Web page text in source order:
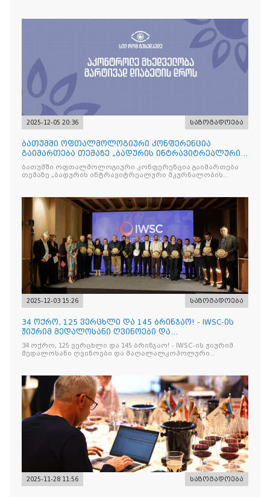
2025-12-05 20:36 საზოგადოება
ბათუმში ოფთალმოლოგიური კონფერენცია
გაიმართება თემაზე „ბადურის ინტრავიტრეალური
მკურნალობის ოპტიმიზაცი
ბათუმში ოფთალმოლოგიური კონფერენცია გაიმართება
თემაზე „ბადურის ინტრავიტრეალური მკურნალობის
2025-12-03 15:26 საზოგადოება
34 ოქრო, 125 ვერცხლი და 145 ბრინჯაო! - IWSC-ის
ჟიურიმ მედალოსანი ღვინოები და
მაღალალკოჰოლური სასმელე
34 ოქრო, 125 ვერცხლი და 145 ბრინჯაო! - IWSC-ის ჟიურიმ
მედალოსანი ღვინოები და მაღალალკოჰოლური
2025-11-28 11:56 საზოგადოება